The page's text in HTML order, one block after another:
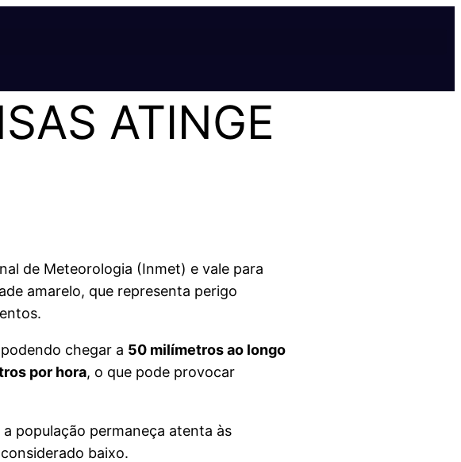
ATINGE
de Meteorologia (Inmet) e vale para
amarelo, que representa perigo
chegar a 50 milímetros ao longo
por hora, o que pode provocar
população permaneça atenta às
baixo.